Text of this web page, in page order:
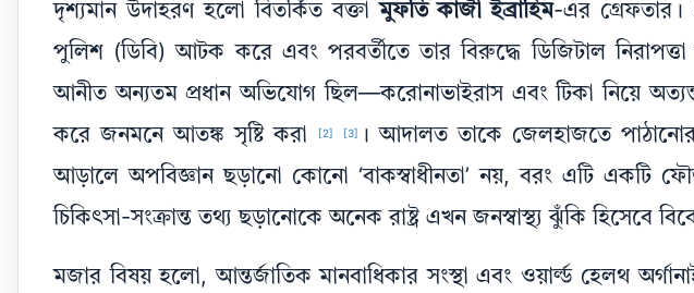
দৃশ্যমান উদাহরণ হলো বিতর্কিত বক্তা মুফতি কাজী ইব্রাহিম-এর গ্রেফতার।
পুলিশ (ডিবি) আটক করে এবং পরবর্তীতে তার বিরুদ্ধে ডিজিটাল
আনীত অন্যতম প্রধান অভিযোগ ছিল—করোনাভাইরাস এবং টিকা নিয়ে অত্যন্ত
করে জনমনে আতঙ্ক সৃষ্টি করা
[2] [3]
। আদালত তাকে জেলহাজতে পাঠানোর
আড়ালে অপবিজ্ঞান ছড়ানো কোনো ‘বাকস্বাধীনতা’ নয়, বরং এটি একটি
চিকিৎসা-সংক্রান্ত তথ্য ছড়ানোকে অনেক রাষ্ট্র এখন জনস্বাস্থ্য ঝুঁকি হিসেবে
মজার বিষয় হলো, আন্তর্জাতিক মানবাধিকার সংস্থা এবং ওয়ার্ল্ড হেলথ